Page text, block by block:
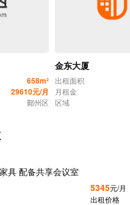
658m²
29610元/月
鄞州区
金东大厦
出租面积
月租金
区域
具 配备共享会议室
5345元/月
出租价格